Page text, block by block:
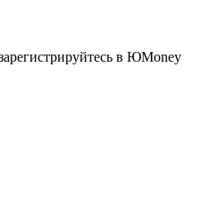
в ЮMoney